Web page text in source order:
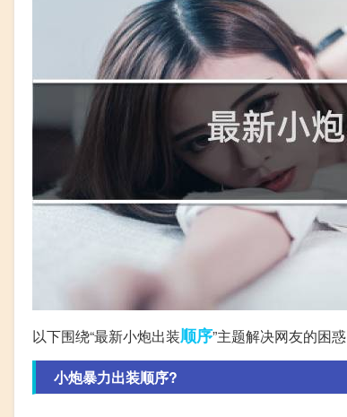
以下围绕“最新小炮出装顺序”主题解决网友的困惑
小炮暴力出装顺序?